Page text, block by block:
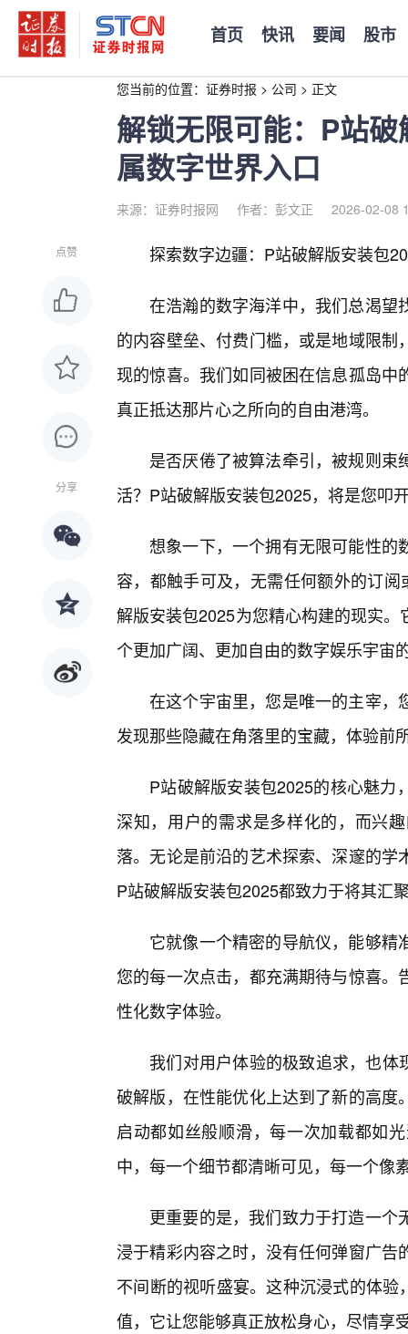
首页 快讯 要闻 股市
您当前的位置： 证券时报 > 公司 > 正文
解锁无限可能：P站
属数字世界入口
来源：证券时报网 作者：彭文正 2026-02-08
点赞
分享
探索数字边疆：P站破解版安装包
在浩瀚的数字海洋中，我们总渴望
的内容壁垒、付费门槛，或是地域限
现的惊喜。我们如同被困在信息孤岛
真正抵达那片心之所向的自由港湾。
是否厌倦了被算法牵引，被规则
活？P站破解版安装包2025，将是您叩
想象一下，一个拥有无限可能性的
容，都触手可及，无需任何额外的订
解版安装包2025为您精心构建的现实
个更加广阔、更加自由的数字娱乐宇宙
在这个宇宙里，您是唯一的主宰，
发现那些隐藏在角落里的宝藏，体验前
P站破解版安装包2025的核心魅力
深知，用户的需求是多样化的，而兴
落。无论是前沿的艺术探索、深邃的
P站破解版安装包2025都致力于将其汇
它就像一个精密的导航仪，能够
您的每一次点击，都充满期待与惊喜
性化数字体验。
我们对用户体验的极致追求，也
破解版，在性能优化上达到了新的高
启动都如丝般顺滑，每一次加载都如
中，每一个细节都清晰可见，每一个像
更重要的是，我们致力于打造一
浸于精彩内容之时，没有任何弹窗广
不间断的视听盛宴。这种沉浸式的体
值，它让您能够真正放松身心，尽情享